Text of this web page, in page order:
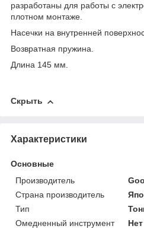
разработаны для работы с
плотном монтаже.
Насечки на внутренней
Возвратная пружина.
Длина 145 мм.
Скрыть
Характеристики
Основные
Производитель
Страна производитель
Тип
Омедненный инструмент
Нет